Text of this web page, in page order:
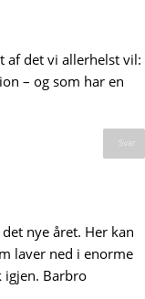
af det vi allerhelst vil:
– og som har en
Svar
nye året. Her kan
laver ned i enorme
igjen. Barbro